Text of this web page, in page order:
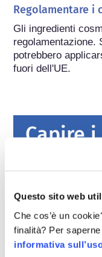
Questo sito web
Che cos’è un
finalità? Per
informativa
Regolamentare i
Gli ingredienti
regolamentazione.
potrebbero
fuori dell'UE.
Capire
Come viene
Leggi severe
prodotti per
nell’Unione
le persone. Le
leggi di più